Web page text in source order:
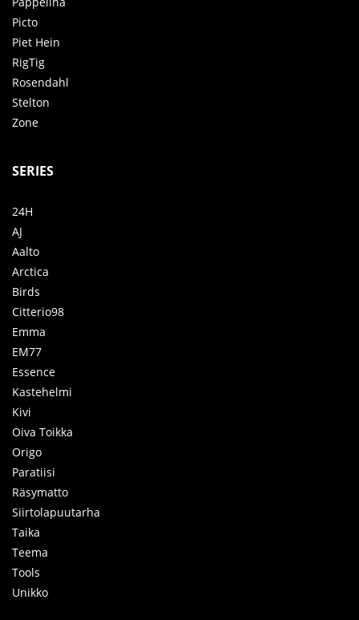
Picto
Piet Hein
RigTig
Rosendahl
Stelton
Zone
SERIES
24H
AJ
Aalto
Arctica
Birds
Citterio98
Emma
EM77
Essence
Kastehelmi
Kivi
Oiva Toikka
Origo
Paratiisi
Räsymatto
Siirtolapuutarha
Taika
Teema
Tools
Unikko